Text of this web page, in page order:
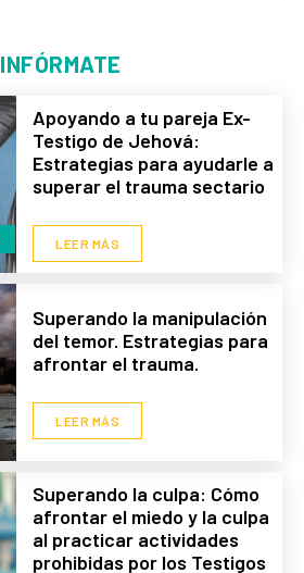
INFÓRMATE
Apoyando a tu pareja Ex-
Testigo de Jehová:
Estrategias para ayudarle a
superar el trauma sectario
LEER MÁS
Superando la manipulación
del temor. Estrategias para
afrontar el trauma.
LEER MÁS
Superando la culpa: Cómo
afrontar el miedo y la culpa
al practicar actividades
prohibidas por los Testigos